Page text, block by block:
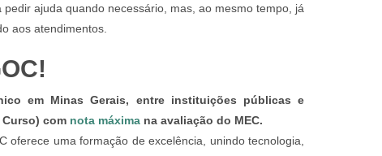
ajuda quando necessário, mas, ao mesmo tempo, já
aos atendimentos.
em Minas Gerais, entre instituições públicas e
com nota máxima na avaliação do MEC.
oferece uma formação de excelência, unindo tecnologia,